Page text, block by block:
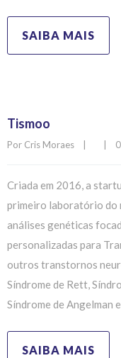
SAIBA MAIS
Tismoo
Por Cris Moraes
Criada em 2016, a
primeiro laboratório do
análises genéticas
personalizadas para
outros transtornos
Síndrome de Rett,
Síndrome de Angelman
SAIBA MAIS